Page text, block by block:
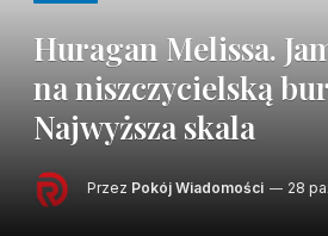
Huragan Melissa.
na niszczycielską
Najwyższa skala
Przez Pokój Wiadomości 28